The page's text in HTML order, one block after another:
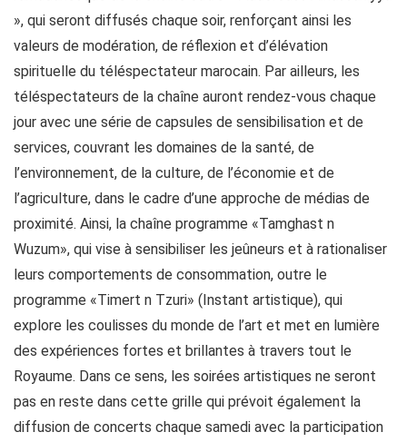
», qui seront diffusés chaque soir, renforçant ainsi les
valeurs de modération, de réflexion et d’élévation
spirituelle du téléspectateur marocain. Par ailleurs, les
téléspectateurs de la chaîne auront rendez-vous chaque
jour avec une série de capsules de sensibilisation et de
services, couvrant les domaines de la santé, de
l’environnement, de la culture, de l’économie et de
l’agriculture, dans le cadre d’une approche de médias de
proximité. Ainsi, la chaîne programme «Tamghast n
Wuzum», qui vise à sensibiliser les jeûneurs et à rationaliser
leurs comportements de consommation, outre le
programme «Timert n Tzuri» (Instant artistique), qui
explore les coulisses du monde de l’art et met en lumière
des expériences fortes et brillantes à travers tout le
Royaume. Dans ce sens, les soirées artistiques ne seront
pas en reste dans cette grille qui prévoit également la
diffusion de concerts chaque samedi avec la participation